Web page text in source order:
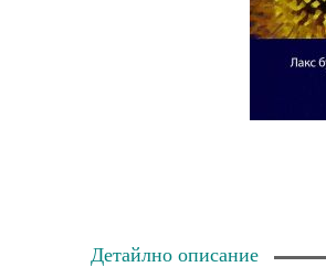
Детайлно описание